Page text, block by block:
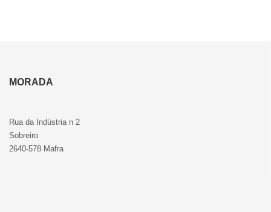
MORADA
Rua da Indústria n 2
Sobreiro
2640-578 Mafra